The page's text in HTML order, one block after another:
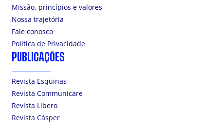
Missão, princípios e valores
Nossa trajetória
Fale conosco
Politica de Privacidade
PUBLICAÇÕES
Revista Esquinas
Revista Communicare
Revista Líbero
Revista Cásper